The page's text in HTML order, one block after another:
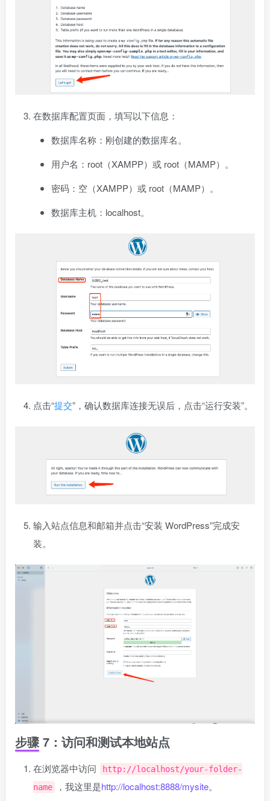
在数据库配置页面，填写以下信息：
数据库名称：刚创建的数据库名。
用户名：root（XAMPP）或 root（MAMP）。
密码：空（XAMPP）或 root（MAMP）。
数据库主机：localhost。
点击“提交”，确认数据库连接无误后，点击“运行安装”。
输入站点信息和邮箱并点击“安装 WordPress”完成安
装。
步骤 7：访问和测试本地站点
在浏览器中访问
http://localhost/your-folder-
name
，我这里是http://localhost:8888/mysite。